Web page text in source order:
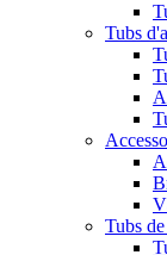
Tubs
Tubs